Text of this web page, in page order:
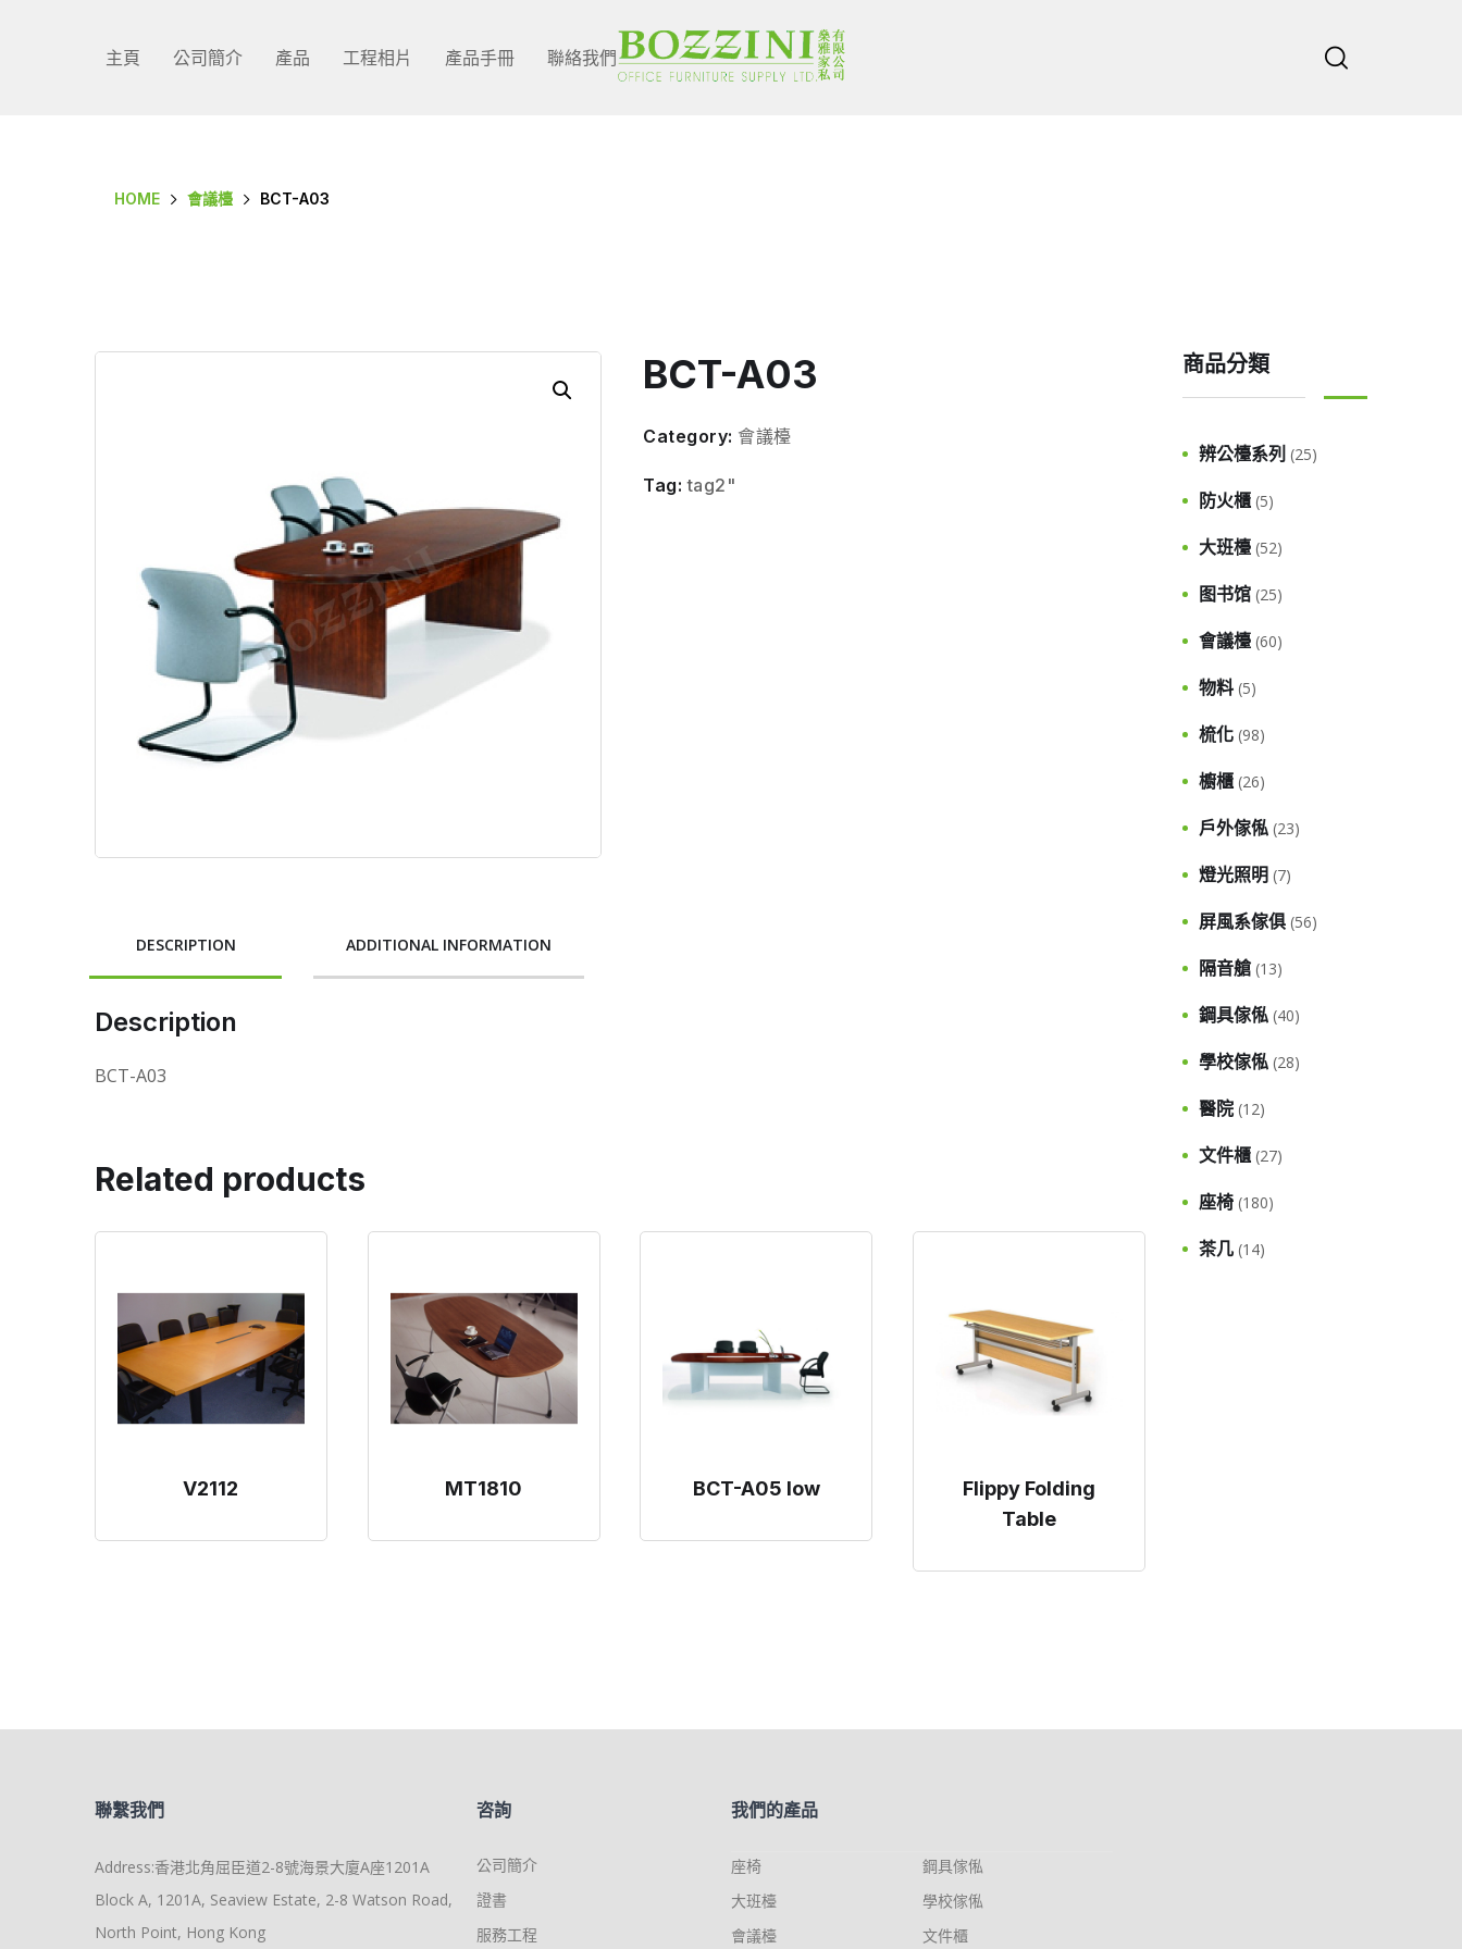
主頁 公司簡介 產品 工程相片 產品手冊 聯絡我們
HOME 會議檯 BCT-A03
BCT-A03
Category: 會議檯
Tag:tag2"
DESCRIPTION ADDITIONAL INFORMATION
Description
BCT-A03
Related products
V2112 MT1810 BCT-A05 low
Flippy Folding
Table
商品分類
辨公檯系列 (25)
防火櫃 (5)
大班檯 (52)
图书馆 (25)
會議檯 (60)
物料 (5)
梳化 (98)
櫥櫃 (26)
戶外傢俬 (23)
燈光照明 (7)
屏風系傢俱 (56)
隔音艙 (13)
鋼具傢俬 (40)
學校傢俬 (28)
醫院 (12)
文件櫃 (27)
座椅 (180)
茶几 (14)
聯繫我們
Address:香港北角屈臣道2-8號海景大廈A座1201A
Block A, 1201A, Seaview Estate, 2-8 Watson Road,
North Point, Hong Kong
咨詢
公司簡介
證書
服務工程
我們的產品
座椅
大班檯
會議檯
鋼具傢俬
學校傢俬
文件櫃